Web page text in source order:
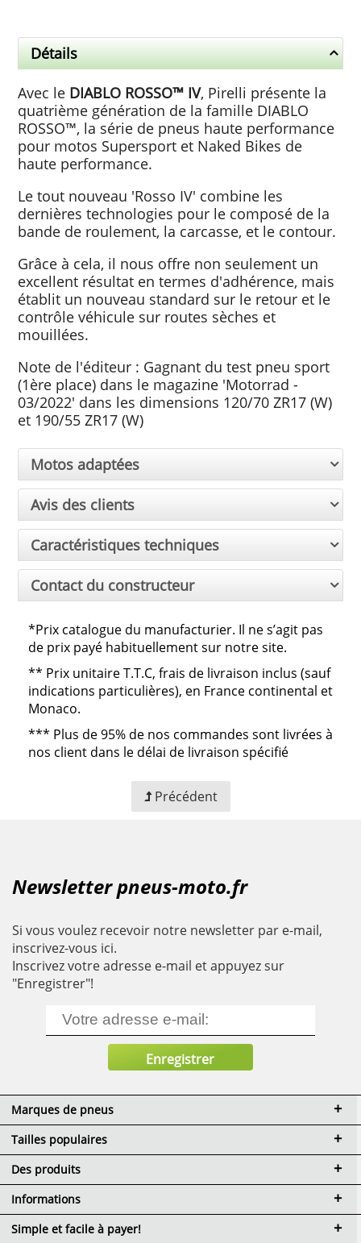
Détails
Avec le DIABLO ROSSO™ IV, Pirelli présente la
quatrième génération de la famille DIABLO
ROSSO™, la série de pneus haute performance
pour motos Supersport et Naked Bikes de
haute performance.
Le tout nouveau 'Rosso IV' combine les
dernières technologies pour le composé de la
bande de roulement, la carcasse, et le contour.
Grâce à cela, il nous offre non seulement un
excellent résultat en termes d'adhérence, mais
établit un nouveau standard sur le retour et le
contrôle véhicule sur routes sèches et
mouillées.
Note de l'éditeur : Gagnant du test pneu sport
(1ère place) dans le magazine 'Motorrad -
03/2022' dans les dimensions 120/70 ZR17 (W)
et 190/55 ZR17 (W)
Motos adaptées
Avis des clients
Caractéristiques techniques
Contact du constructeur
*Prix catalogue du manufacturier. Il ne s’agit pas
de prix payé habituellement sur notre site.
** Prix unitaire T.T.C, frais de livraison inclus (sauf
indications particulières), en France continental et
Monaco.
*** Plus de 95% de nos commandes sont livrées à
nos client dans le délai de livraison spécifié
Précédent
Newsletter pneus-moto.fr
Si vous voulez recevoir notre newsletter par e-mail,
inscrivez-vous ici.
Inscrivez votre adresse e-mail et appuyez sur
"Enregistrer"!
Marques de pneus
Tailles populaires
Des produits
Informations
Simple et facile à payer!